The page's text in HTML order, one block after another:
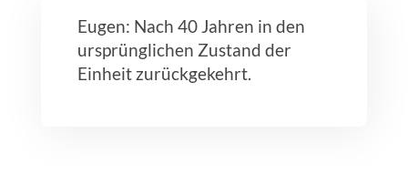
Eugen: Nach 40 Jahren in den
ursprünglichen Zustand der
Einheit zurückgekehrt.